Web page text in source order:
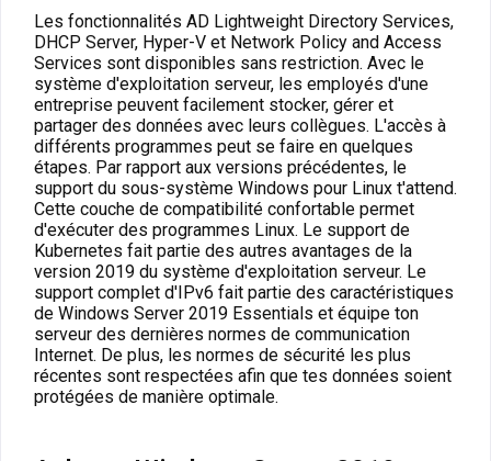
Les fonctionnalités AD Lightweight Directory Services,
DHCP Server, Hyper-V et Network Policy and Access
Services sont disponibles sans restriction. Avec le
système d'exploitation serveur, les employés d'une
entreprise peuvent facilement stocker, gérer et
partager des données avec leurs collègues. L'accès à
différents programmes peut se faire en quelques
étapes. Par rapport aux versions précédentes, le
support du sous-système Windows pour Linux t'attend.
Cette couche de compatibilité confortable permet
d'exécuter des programmes Linux. Le support de
Kubernetes fait partie des autres avantages de la
version 2019 du système d'exploitation serveur. Le
support complet d'IPv6 fait partie des caractéristiques
de Windows Server 2019 Essentials et équipe ton
serveur des dernières normes de communication
Internet. De plus, les normes de sécurité les plus
récentes sont respectées afin que tes données soient
protégées de manière optimale.